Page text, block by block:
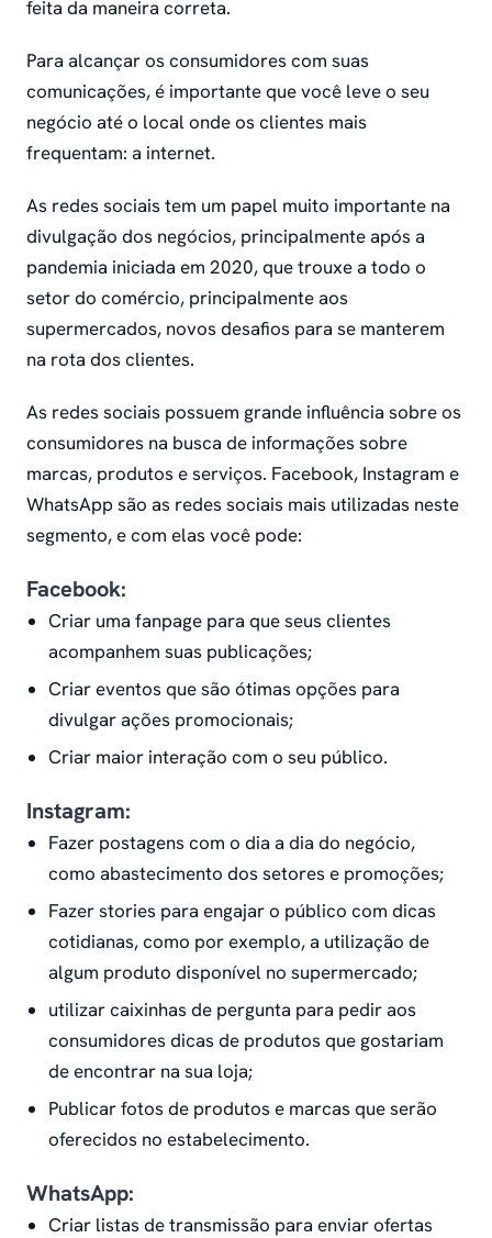
feita da maneira correta.
Para alcançar os consumidores com suas
comunicações, é importante que você leve o seu
negócio até o local onde os clientes mais
frequentam: a internet.
As redes sociais tem um papel muito importante na
divulgação dos negócios, principalmente após a
pandemia iniciada em 2020, que trouxe a todo o
setor do comércio, principalmente aos
supermercados, novos desafios para se manterem
na rota dos clientes.
As redes sociais possuem grande influência sobre os
consumidores na busca de informações sobre
marcas, produtos e serviços. Facebook, Instagram e
WhatsApp são as redes sociais mais utilizadas neste
segmento, e com elas você pode:
Facebook:
Criar uma fanpage para que seus clientes
acompanhem suas publicações;
Criar eventos que são ótimas opções para
divulgar ações promocionais;
Criar maior interação com o seu público.
Instagram:
Fazer postagens com o dia a dia do negócio,
como abastecimento dos setores e promoções;
Fazer stories para engajar o público com dicas
cotidianas, como por exemplo, a utilização de
algum produto disponível no supermercado;
utilizar caixinhas de pergunta para pedir aos
consumidores dicas de produtos que gostariam
de encontrar na sua loja;
Publicar fotos de produtos e marcas que serão
oferecidos no estabelecimento.
WhatsApp:
Criar listas de transmissão para enviar ofertas